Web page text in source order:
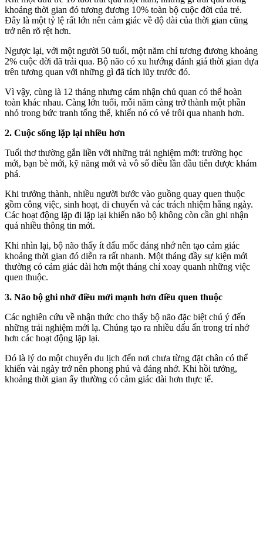
khoảng thời gian đó tương đương 10% toàn bộ cuộc đời của trẻ.
Đây là một tỷ lệ rất lớn nên cảm giác về độ dài của thời gian cũng
trở nên rõ rệt hơn.
Ngược lại, với một người 50 tuổi, một năm chỉ tương đương khoảng
2% cuộc đời đã trải qua. Bộ não có xu hướng đánh giá thời gian dựa
trên tương quan với những gì đã tích lũy trước đó.
Vì vậy, cùng là 12 tháng nhưng cảm nhận chủ quan có thể hoàn
toàn khác nhau. Càng lớn tuổi, mỗi năm càng trở thành một phần
nhỏ trong bức tranh tổng thể, khiến nó có vẻ trôi qua nhanh hơn.
2. Cuộc sống lặp lại nhiều hơn
Tuổi thơ thường gắn liền với những trải nghiệm mới: trường học
mới, bạn bè mới, kỹ năng mới và vô số điều lần đầu tiên được khám
phá.
Khi trưởng thành, nhiều người bước vào guồng quay quen thuộc
gồm công việc, sinh hoạt, di chuyển và các trách nhiệm hằng ngày.
Các hoạt động lặp đi lặp lại khiến não bộ không còn cần ghi nhận
quá nhiều thông tin mới.
Khi nhìn lại, bộ não thấy ít dấu mốc đáng nhớ nên tạo cảm giác
khoảng thời gian đó diễn ra rất nhanh. Một tháng đầy sự kiện mới
thường có cảm giác dài hơn một tháng chỉ xoay quanh những việc
quen thuộc.
3. Não bộ ghi nhớ điều mới mạnh hơn điều quen thuộc
Các nghiên cứu về nhận thức cho thấy bộ não đặc biệt chú ý đến
những trải nghiệm mới lạ. Chúng tạo ra nhiều dấu ấn trong trí nhớ
hơn các hoạt động lặp lại.
Đó là lý do một chuyến du lịch đến nơi chưa từng đặt chân có thể
khiến vài ngày trở nên phong phú và đáng nhớ. Khi hồi tưởng,
khoảng thời gian ấy thường có cảm giác dài hơn thực tế.